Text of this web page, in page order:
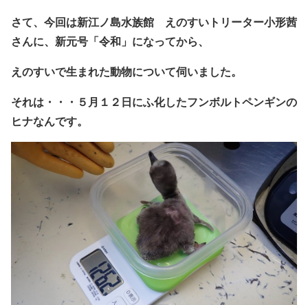
さて、今回は新江ノ島水族館 えのすいトリーター小形茜
さんに、 新元号「令和」になってから、
えのすいで生まれた動物について伺いました。
それは・・・５月１２日にふ化したフンボルトペンギンの
ヒナなんです。